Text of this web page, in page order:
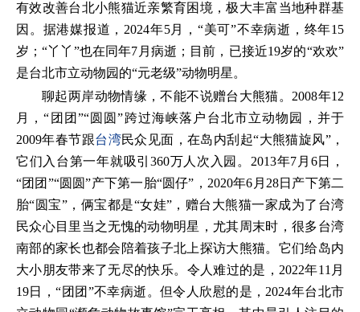
有效改善台北小熊猫近亲繁育困境，极大丰富当地种群基
因。据港媒报道，2024年5月，“美可”不幸病逝，终年15
岁；“丫丫”也在同年7月病逝；目前，已接近19岁的“欢欢”
是台北市立动物园的“元老级”动物明星。
聊起两岸动物情缘，不能不说赠台大熊猫。2008年12
月，“团团”“圆圆”跨过海峡落户台北市立动物园，并于
2009年春节跟台湾民众见面，在岛内刮起“大熊猫旋风”，
它们入台第一年就吸引360万人次入园。2013年7月6日，
“团团”“圆圆”产下第一胎“圆仔”，2020年6月28日产下第二
胎“圆宝”，俩宝都是“女娃”，赠台大熊猫一家成为了台湾
民众心目里当之无愧的动物明星，尤其周末时，很多台湾
南部的家长也都会陪着孩子北上探访大熊猫。它们给岛内
大小朋友带来了无尽的快乐。令人难过的是，2022年11月
19日，“团团”不幸病逝。但令人欣慰的是，2024年台北市